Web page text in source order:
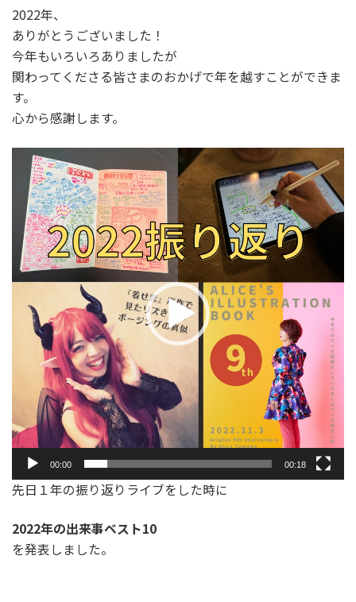
2022年、
ありがとうございました！
今年もいろいろありましたが
関わってくださる皆さまのおかげで年を越すことができま
す。
心から感謝します。
ヤ
ー
00:00 00:18
先日１年の振り返りライブをした時に
2022年の出来事ベスト10
を発表しました。